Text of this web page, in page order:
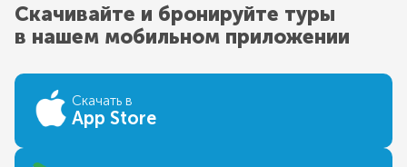
Скачивайте и бронируйте туры
в нашем мобильном приложении
Скачать в
App Store